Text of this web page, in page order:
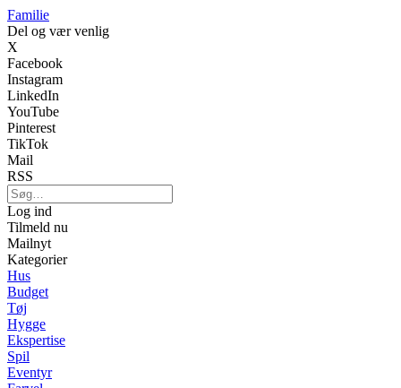
Familie
Del og vær venlig
X
Facebook
Instagram
LinkedIn
YouTube
Pinterest
TikTok
Mail
RSS
Log ind
Tilmeld nu
Mailnyt
Kategorier
Hus
Budget
Tøj
Hygge
Ekspertise
Spil
Eventyr